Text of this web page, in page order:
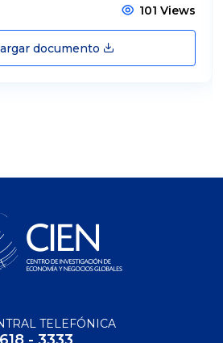
101 Views
documento
TELEFÓNICA